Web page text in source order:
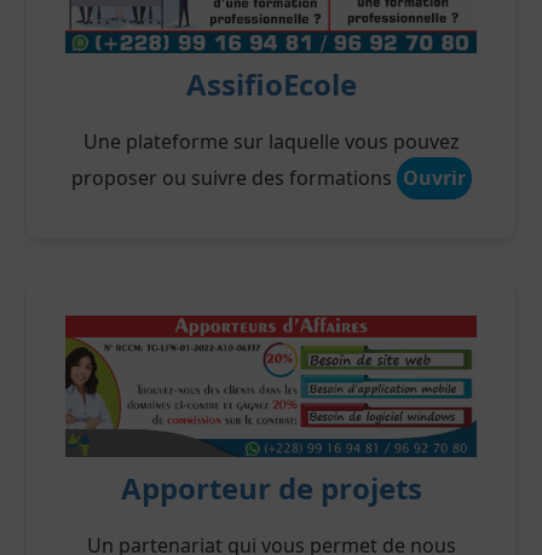
AssifioEcole
Une plateforme sur laquelle vous pouvez
proposer ou suivre des formations Ouvrir
Apporteur de projets
Un partenariat qui vous permet de nous